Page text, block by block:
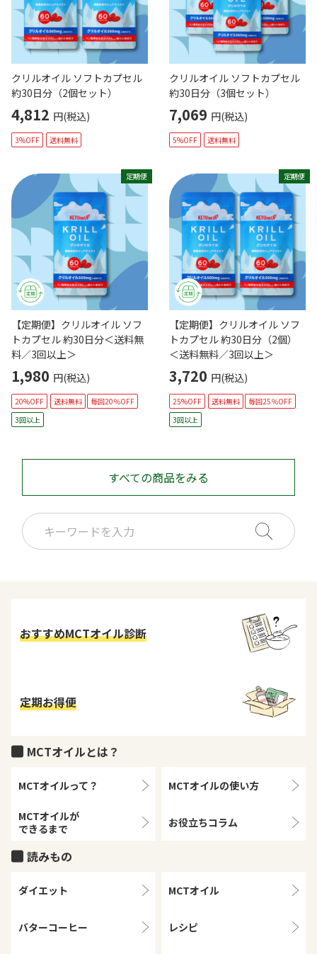
クリルオイル ソフトカプセル
約30日分（2個セット）
4,812 円(税込)
3%OFF 送料無料
クリルオイル ソフトカプセル
約30日分（3個セット）
7,069 円(税込)
5%OFF 送料無料
定期便
【定期便】クリルオイル ソフ
トカプセル 約30日分＜送料無
料／3回以上＞
1,980 円(税込)
20%OFF 送料無料
毎回20％OFF
3回以上
定期便
【定期便】クリルオイル ソフ
トカプセル 約30日分（2個）
＜送料無料／3回以上＞
3,720 円(税込)
25%OFF 送料無料
毎回25％OFF
3回以上
すべての商品をみる
おすすめMCTオイル診断
定期お得便
MCTオイルとは？
MCTオイルって？ MCTオイルの使い方
MCTオイルが
できるまで
お役立ちコラム
読みもの
ダイエット MCTオイル
バターコーヒー レシピ